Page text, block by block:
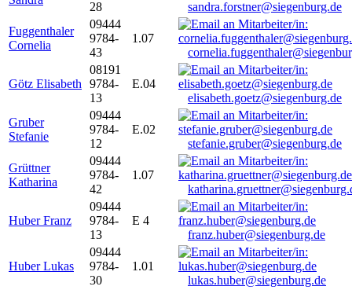
28
sandra.forstner@siegenburg.de
Fuggenthaler
Cornelia
09444
9784-
43
1.07
Götz Elisabeth
08191
9784-
13
E.04
elisabeth.goetz@siegenburg.de
Gruber
Stefanie
09444
9784-
12
E.02
stefanie.gruber@siegenburg.de
Grüttner
Katharina
09444
9784-
42
1.07
Huber Franz
09444
9784-
13
E 4
franz.huber@siegenburg.de
Huber Lukas
09444
9784-
30
1.01
lukas.huber@siegenburg.de